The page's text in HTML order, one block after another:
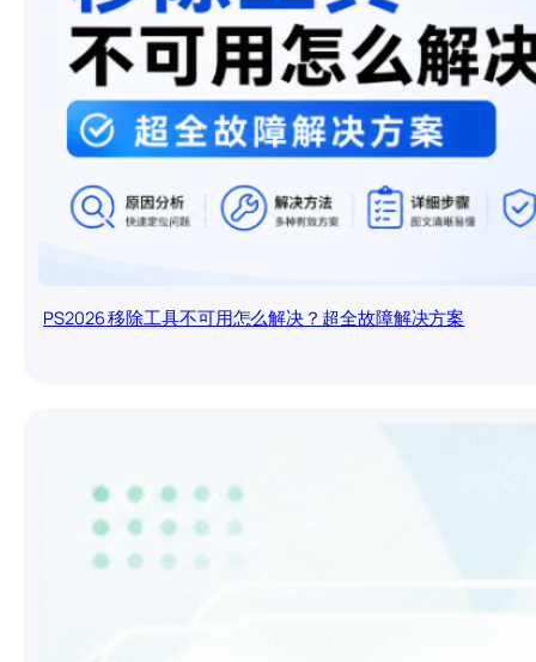
PS2026 移除工具不可用怎么解决？超全故障解决方案